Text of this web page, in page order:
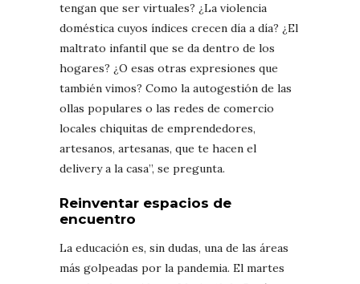
tengan que ser virtuales? ¿La violencia
doméstica cuyos índices crecen día a día? ¿El
maltrato infantil que se da dentro de los
hogares? ¿O esas otras expresiones que
también vimos? Como la autogestión de las
ollas populares o las redes de comercio
locales chiquitas de emprendedores,
artesanos, artesanas, que te hacen el
delivery a la casa”, se pregunta.
Reinventar espacios de
encuentro
La educación es, sin dudas, una de las áreas
más golpeadas por la pandemia. El martes